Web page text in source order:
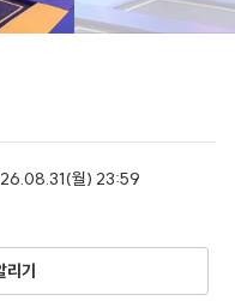
월) 23:59
리기